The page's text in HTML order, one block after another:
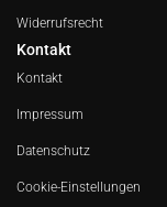
Widerrufsrecht
Kontakt
Kontakt
Impressum
Datenschutz
Cookie-Einstellungen